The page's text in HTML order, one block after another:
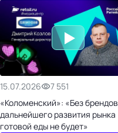
15.07.2026
7 551
«Коломенский»: «Без брендов
дальнейшего развития рынка
готовой еды не будет»